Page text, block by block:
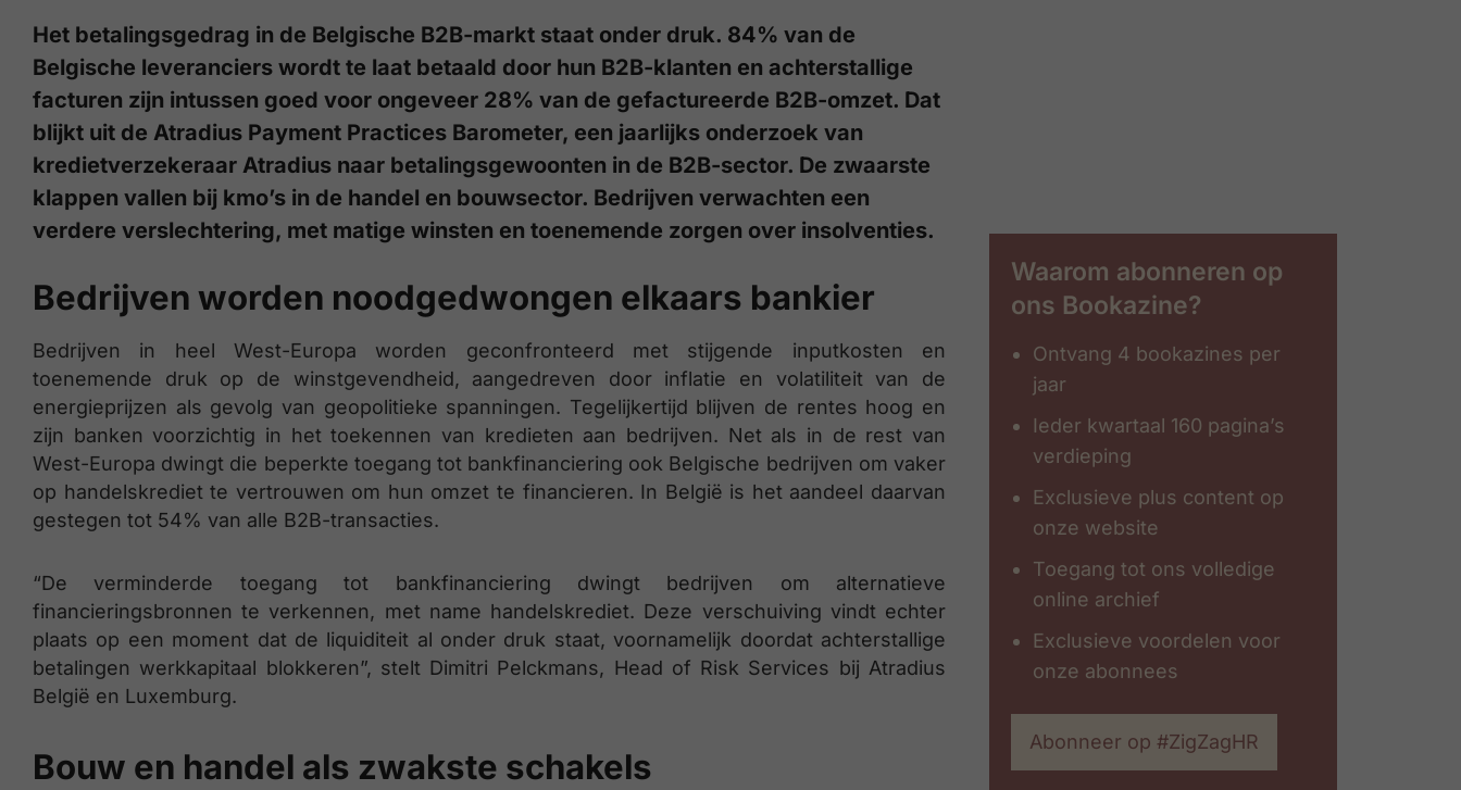
Het betalingsgedrag in de Belgische B2B-markt staat onder druk. 84% van de
Belgische leveranciers wordt te laat betaald door hun B2B-klanten en achterstallige
facturen zijn intussen goed voor ongeveer 28% van de gefactureerde B2B-omzet. Dat
blijkt uit de Atradius Payment Practices Barometer, een jaarlijks onderzoek van
kredietverzekeraar Atradius naar betalingsgewoonten in de B2B-sector. De zwaarste
klappen vallen bij kmo’s in de handel en bouwsector. Bedrijven verwachten een
verdere verslechtering, met matige winsten en toenemende zorgen over insolventies.
Bedrijven worden noodgedwongen elkaars bankier
Bedrijven in heel West-Europa worden geconfronteerd met stijgende inputkosten en
toenemende druk op de winstgevendheid, aangedreven door inflatie en volatiliteit van de
energieprijzen als gevolg van geopolitieke spanningen. Tegelijkertijd blijven de rentes hoog en
zijn banken voorzichtig in het toekennen van kredieten aan bedrijven. Net als in de rest van
West-Europa dwingt die beperkte toegang tot bankfinanciering ook Belgische bedrijven om vaker
op handelskrediet te vertrouwen om hun omzet te financieren. In België is het aandeel daarvan
gestegen tot 54% van alle B2B-transacties.
“De verminderde toegang tot bankfinanciering dwingt bedrijven om alternatieve
financieringsbronnen te verkennen, met name handelskrediet. Deze verschuiving vindt echter
plaats op een moment dat de liquiditeit al onder druk staat, voornamelijk doordat achterstallige
betalingen werkkapitaal blokkeren”, stelt Dimitri Pelckmans, Head of Risk Services bij Atradius
België en Luxemburg.
Bouw en handel als zwakste schakels
Waarom abonneren op
ons Bookazine?
Ontvang 4 bookazines per
jaar
Ieder kwartaal 160 pagina’s
verdieping
Exclusieve plus content op
onze website
Toegang tot ons volledige
online archief
Exclusieve voordelen voor
onze abonnees
Abonneer op #ZigZagHR